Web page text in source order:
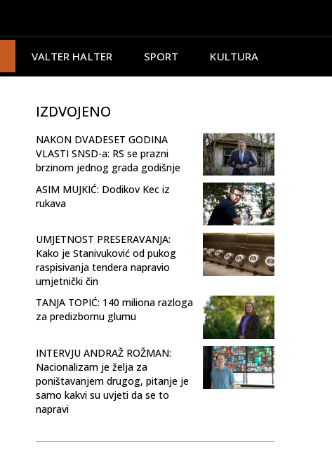
VALTER HALTER SPORT KULTURA
IZDVOJENO
NAKON DVADESET GODINA
VLASTI SNSD-a: RS se prazni
brzinom jednog grada godišnje
ASIM MUJKIĆ: Dodikov Kec iz
rukava
UMJETNOST PRESERAVANJA:
Kako je Stanivuković od pukog
raspisivanja tendera napravio
umjetnički čin
TANJA TOPIĆ: 140 miliona razloga
za predizbornu glumu
INTERVJU ANDRAŽ ROŽMAN:
Nacionalizam je želja za
poništavanjem drugog, pitanje je
samo kakvi su uvjeti da se to
napravi